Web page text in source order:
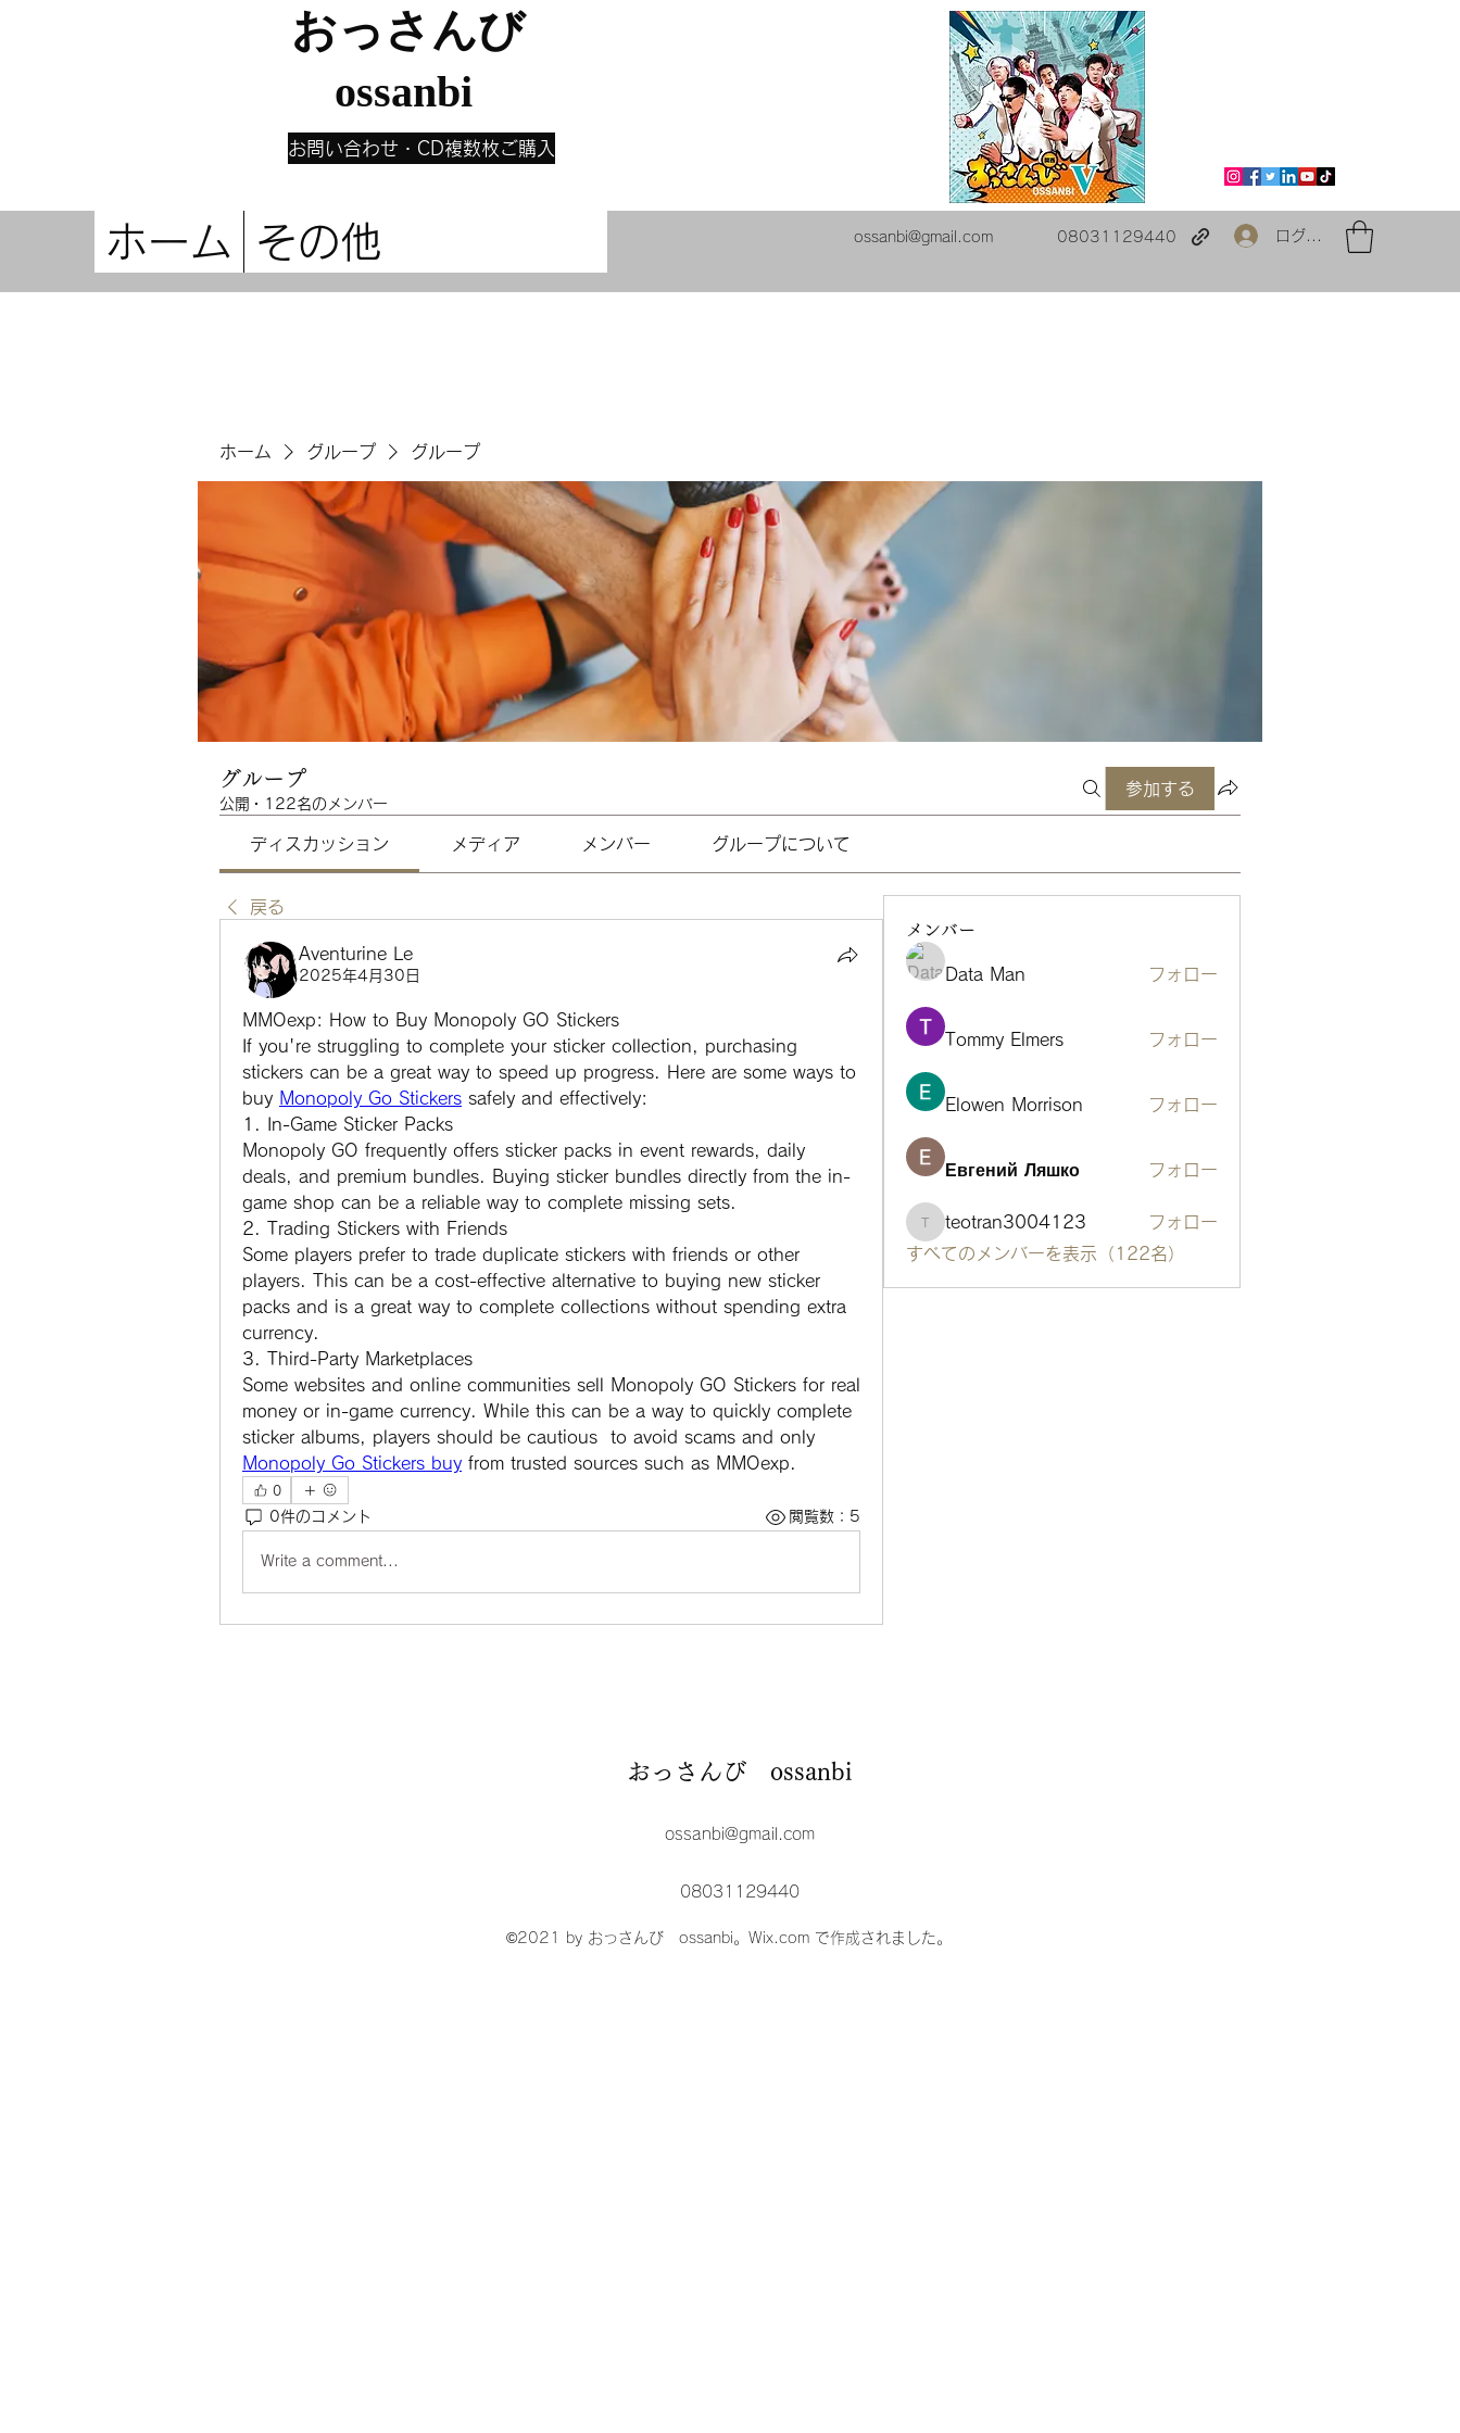
おっさんび​
ossanbi
お問い合わせ・CD複数枚ご購入
ホーム その他 ossanbi@gmail.com 08031129440 ログイン
ホーム グループ グループ
グループ
公開 · 122名のメンバー
参加する
ディスカッション メディア メンバー グループについて
戻る
Aventurine Le
2025年4月30日
MMOexp:
How to Buy Monopoly GO Stickers
If you're struggling to complete your sticker collection, purchasing
stickers can be a great way to speed up progress. Here are some ways to
buy Monopoly Go Stickers safely and effectively:
1. In-Game Sticker Packs
Monopoly GO frequently offers sticker packs in event rewards, daily
deals, and premium bundles. Buying sticker bundles directly from the in-
game shop can be a reliable way to complete missing sets.
2. Trading Stickers with Friends
Some players prefer to trade duplicate stickers with friends or other
players. This can be a cost-effective alternative to buying new sticker
packs and is a great way to complete collections without spending extra
currency.
3. Third-Party Marketplaces
Some websites and online communities sell Monopoly GO Stickers for real
money or in-game currency. While this can be a way to quickly complete
Monopoly Go Stickers buy from trusted sources such as MMOexp.
0
0件のコメント 閲覧数：5
Write a comment...
メンバー
Data Man フォロー
Tommy Elmers フォロー
Elowen Morrison フォロー
Евгений Ляшко フォロー
teotran3004123
teotran3004123
フォロー
すべてのメンバーを表示（122名）
おっさんび ossanbi
ossanbi@gmail.com
08031129440
©2021 by おっさんび ossanbi。Wix.com で作成されました。